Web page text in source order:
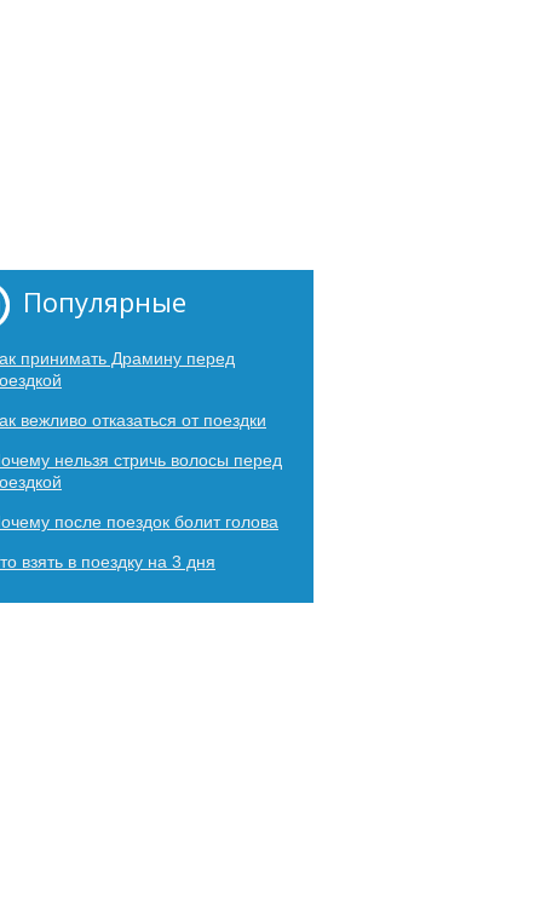
Популярные
принимать Драмину перед
вежливо отказаться от поездки
нельзя стричь волосы перед
после поездок болит голова
взять в поездку на 3 дня